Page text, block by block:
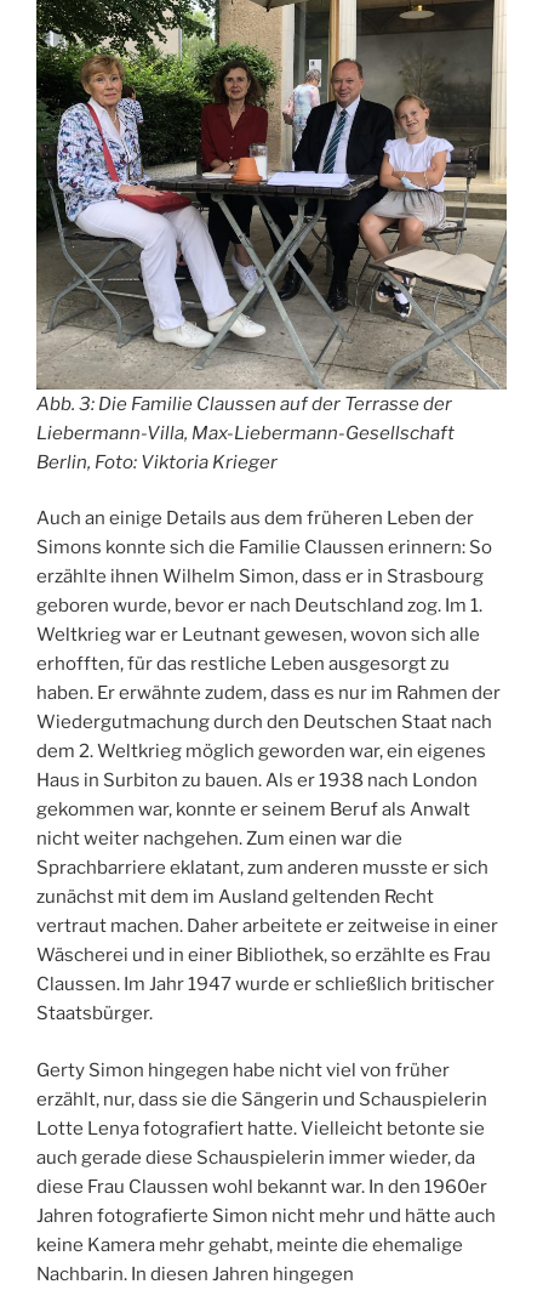
Abb. 3: Die Familie Claussen auf der Terrasse der
Liebermann-Villa, Max-Liebermann-Gesellschaft
Berlin, Foto: Viktoria Krieger
Auch an einige Details aus dem früheren Leben der
Simons konnte sich die Familie Claussen erinnern: So
erzählte ihnen Wilhelm Simon, dass er in Strasbourg
geboren wurde, bevor er nach Deutschland zog. Im 1.
Weltkrieg war er Leutnant gewesen, wovon sich alle
erhofften, für das restliche Leben ausgesorgt zu
haben. Er erwähnte zudem, dass es nur im Rahmen der
Wiedergutmachung durch den Deutschen Staat nach
dem 2. Weltkrieg möglich geworden war, ein eigenes
Haus in Surbiton zu bauen. Als er 1938 nach London
gekommen war, konnte er seinem Beruf als Anwalt
nicht weiter nachgehen. Zum einen war die
Sprachbarriere eklatant, zum anderen musste er sich
zunächst mit dem im Ausland geltenden Recht
vertraut machen. Daher arbeitete er zeitweise in einer
Wäscherei und in einer Bibliothek, so erzählte es Frau
Claussen. Im Jahr 1947 wurde er schließlich britischer
Staatsbürger.
Gerty Simon hingegen habe nicht viel von früher
erzählt, nur, dass sie die Sängerin und Schauspielerin
Lotte Lenya fotografiert hatte. Vielleicht betonte sie
auch gerade diese Schauspielerin immer wieder, da
diese Frau Claussen wohl bekannt war. In den 1960er
Jahren fotografierte Simon nicht mehr und hätte auch
keine Kamera mehr gehabt, meinte die ehemalige
Nachbarin. In diesen Jahren hingegen